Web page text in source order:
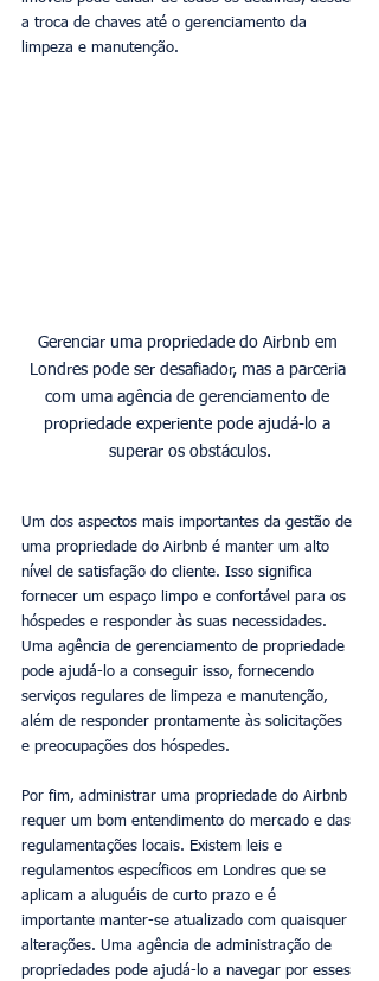
a troca de chaves até o gerenciamento da
limpeza e manutenção.
Gerenciar uma propriedade do Airbnb em
Londres pode ser desafiador, mas a parceria
com uma agência de gerenciamento de
propriedade experiente pode ajudá-lo a
Um dos aspectos mais importantes da gestão de
uma propriedade do Airbnb é manter um alto
nível de satisfação do cliente. Isso significa
fornecer um espaço limpo e confortável para os
hóspedes e responder às suas necessidades.
Uma agência de gerenciamento de propriedade
pode ajudá-lo a conseguir isso, fornecendo
serviços regulares de limpeza e manutenção,
além de responder prontamente às solicitações
e preocupações dos hóspedes.
Por fim, administrar uma propriedade do Airbnb
requer um bom entendimento do mercado e das
regulamentações locais. Existem leis e
regulamentos específicos em Londres que se
aplicam a aluguéis de curto prazo e é
importante manter-se atualizado com quaisquer
alterações. Uma agência de administração de
propriedades pode ajudá-lo a navegar por esses